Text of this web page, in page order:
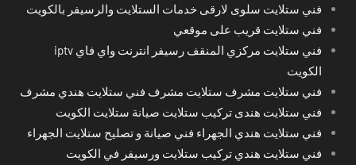
فني ستلايت سلوى لارقى خدمات الستلايت والرسيفر بالكويت
فني ستلايت قريب على موقعي
فني ستلايت مركزي المنقف رسيفر انترنت واي فاي iptv
الكويت
فني ستلايت مشرف ستلايت مشرف فني ستلايت هندي مشرف
فني ستلايت هندى تركيب ستلايت صيانة ستلايت الكويت
فني ستلايت هندي الجهراء فني صيانة و تصليح ستلايت الجهراء
فني ستلايت هندي تركيب ستلايت ورسيفر في الكويت